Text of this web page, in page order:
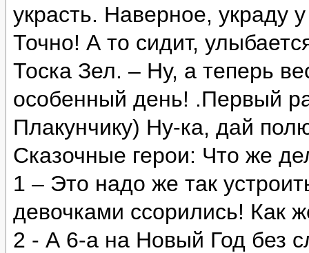
украсть. Наверное, украду
Точно! А то сидит,
Тоска Зел. – Ну, а теперь
особенный день! .Первый
Плакунчику) Ну-ка, дай
Сказочные герои: Что же
1 – Это надо же так
девочками ссорились! Как
2 - А 6-а на Новый Год без